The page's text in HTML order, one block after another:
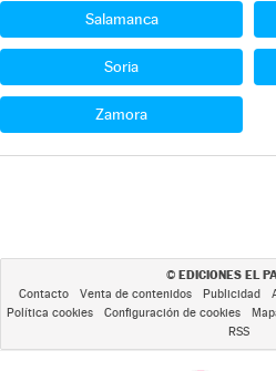
Salamanca
Soria
Zamora
© EDICIONES EL
Contacto Venta de contenidos Publicidad
Política cookies
Configuración de cookies
RSS